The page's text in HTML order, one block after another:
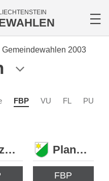
Gemeindewahlen 2003
FBP VU FL PU
Balzers Planken
FBP